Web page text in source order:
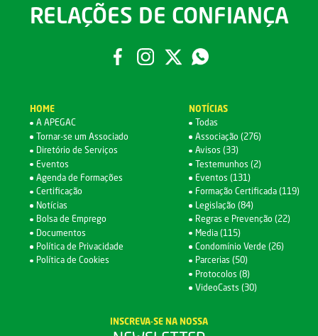
RELAÇÕES DE CONFIANÇA
HOME
A APEGAC
Tornar-se um Associado
Diretório de Serviços
Eventos
Agenda de Formações
Certificação
Notícias
Bolsa de Emprego
Documentos
Política de Privacidade
Política de Cookies
NOTÍCIAS
Todas
Associação (276)
Avisos (33)
Testemunhos (2)
Eventos (131)
Formação Certificada (119)
Legislação (84)
Regras e Prevenção (22)
Media (115)
Condomínio Verde (26)
Parcerias (50)
Protocolos (8)
VideoCasts (30)
INSCREVA-SE NA NOSSA